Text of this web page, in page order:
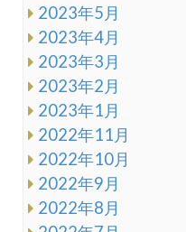
2023年5月
2023年4月
2023年3月
2023年2月
2023年1月
2022年11月
2022年10月
2022年9月
2022年8月